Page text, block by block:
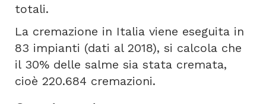
totali.
La cremazione in Italia viene eseguita in
83 impianti (dati al 2018), si calcola che
il 30% delle salme sia stata cremata,
cioè 220.684 cremazioni.